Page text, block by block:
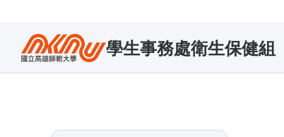
學生事務處衛生保健組